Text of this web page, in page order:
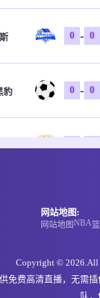
0 - 0
豹 0 - 0
网站地图:
网站地图NBA
Copyright © 2026.All
免费高清直播，无需
队